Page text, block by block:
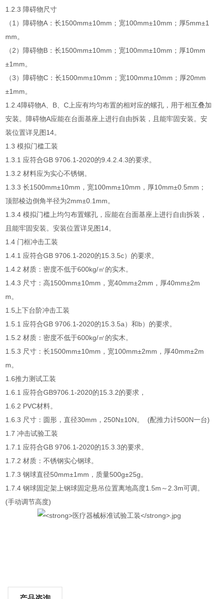
1.2.3 障碍物尺寸
（1）障碍物A：长1500mm±10mm；宽100mm±10mm；厚5mm±1
mm。
（2）障碍物B：长1500mm±10mm；宽100mm±10mm；厚10mm
±1mm。
（3）障碍物C：长1500mm±10mm；宽100mm±10mm；厚20mm
±1mm。
1.2.4障碍物A、B、C上应有均匀布置的相对应的螺孔，用于相互叠加
安装。障碍物A应能在台面基座上进行自由拆装，且能牢固安装。安
装位置详见图14。
1.3 模拟门槛工装
1.3.1 应符合GB 9706.1-2020的9.4.2.4.3的要求。
1.3.2 材料应为实心不锈钢。
1.3.3 长1500mm±10mm，宽100mm±10mm，厚10mm±0.5mm；
顶部棱边倒角半径为2mm±0.1mm。
1.3.4 模拟门槛上均匀布置螺孔，应能在台面基座上进行自由拆装，
且能牢固安装。安装位置详见图14。
1.4 门框冲击工装
1.4.1 应符合GB 9706.1-2020的15.3.5c）的要求。
1.4.2 材质：密度不低于600kg/㎡的实木。
1.4.3 尺寸：高1500mm±10mm，宽40mm±2mm，厚40mm±2m
m。
1.5上下台阶冲击工装
1.5.1 应符合GB 9706.1-2020的15.3.5a）和b）的要求。
1.5.2 材质：密度不低于600kg/㎡的实木。
1.5.3 尺寸：长1500mm±10mm，宽100mm±2mm，厚40mm±2m
m。
1.6推力测试工装
1.6.1 应符合GB9706.1-2020的15.3.2的要求，
1.6.2 PVC材料。
1.6.3 尺寸：圆形，直径30mm，250N±10N。 (配推力计500N一台)
1.7 冲击试验工装
1.7.1 应符合GB 9706.1-2020的15.3.3的要求。
1.7.2 材质：不锈钢实心钢球。
1.7.3 钢球直径50mm±1mm，质量500g±25g。
1.7.4 钢球固定架上钢球固定悬吊位置离地高度1.5m～2.3m可调。
(手动调节高度)